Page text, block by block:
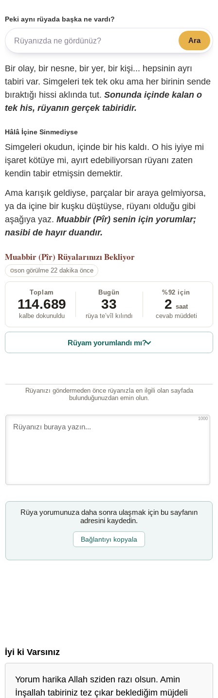
Peki aynı rüyada başka ne vardı?
Ara
Bir olay, bir nesne, bir yer, bir kişi... hepsinin ayrı
tabiri var. Simgeleri tek tek oku ama her birinin sende
bıraktığı hissi aklında tut. Sonunda içinde kalan o
tek his, rüyanın gerçek tabiridir.
Hâlâ İçine Sinmediyse
Simgeleri okudun, içinde bir his kaldı. O his iyiye mi
işaret kötüye mi, ayırt edebiliyorsan rüyanı zaten
kendin tabir etmişsin demektir.
Ama karışık geldiyse, parçalar bir araya gelmiyorsa,
ya da içine bir kuşku düştüyse, rüyanı olduğu gibi
aşağıya yaz. Muabbir (Pîr) senin için yorumlar;
nasibi de hayır duandır.
Muabbir (Pîr) Rüyalarınızı Bekliyor
son görülme 22 dakika önce
Toplam
114.689
kalbe dokunuldu
Bugün
33
rüya te’vîl kılındı
%92 için
2 saat
cevab müddeti
Rüyam yorumlandı mı?
Rüyanızı göndermeden önce rüyanızla en ilgili olan sayfada
bulunduğunuzdan emin olun.
1000
Rüya yorumunuza daha sonra ulaşmak için bu sayfanın
adresini kaydedin.
Bağlantıyı kopyala
İyi ki Varsınız
Yorum harika Allah sziden razı olsun. Amin
İnşallah tabiriniz tez çıkar beklediğim müjdeli